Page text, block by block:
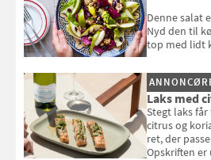
Denne salat
Nyd den til
top med lidt
selvstændigt
Louisa
Laks med
Stegt laks
citrus og
ret, der
Opskriften er